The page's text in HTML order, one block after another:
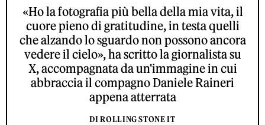
«Ho la fotografia più bella della mia vita, il
cuore pieno di gratitudine, in testa quelli
che alzando lo sguardo non possono ancora
vedere il cielo», ha scritto la giornalista su
X, accompagnata da un'immagine in cui
abbraccia il compagno Daniele Raineri
appena atterrata
DI ROLLING STONE IT